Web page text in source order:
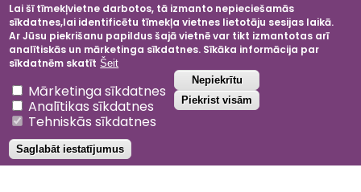
Facebook
Instagram
LinkedIn
2024 © Dobeles ceriņi
Privātuma politika
Noteikumi un nosacījumi
Projektu atbalsta
Lai šī tīmekļvietne darbotos, tā izmanto nepieciešamās
sīkdatnes,lai identificētu tīmekļa vietnes lietotāju sesijas laikā.
Ar Jūsu piekrišanu papildus šajā vietnē var tikt izmantotas arī
analītiskās un mārketinga sīkdatnes. Sīkāka informācija par
sīkdatnēm skatīt Šeit
Mārketinga sīkdatnes
Analītikas sīkdatnes
Tehniskās sīkdatnes
Saglabāt iestatījumus
Nepiekrītu
Piekrist visām
Atsaukt piekrišanu